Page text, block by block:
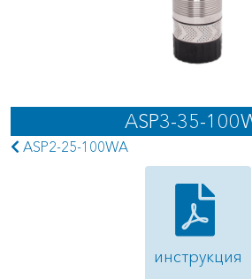
ASP3-35-
ASP2-25-100WA
инструкция